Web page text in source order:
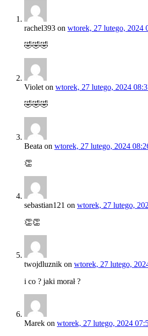
rachel393 on wtorek, 27 lutego, 2024
🤣🤣🤣
Violet on wtorek, 27 lutego, 2024
🤣🤣🤣
Beata on wtorek, 27 lutego, 2024
👏
sebastian121 on wtorek, 27 lutego,
👏👏
twojdluznik on wtorek, 27 lutego,
i co ? jaki morał ?
Marek on wtorek, 27 lutego, 2024